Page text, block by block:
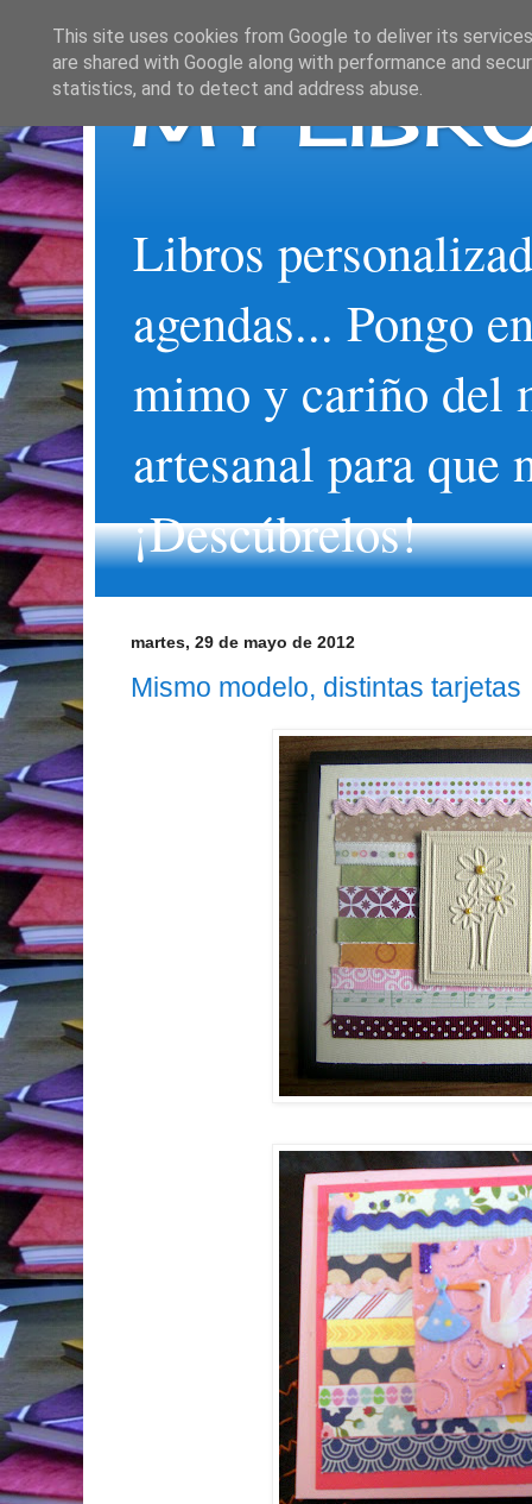
MY
Libros
agendas... Pongo
mimo y cariño del
artesanal para que
¡Descúbrelos!
martes, 29 de mayo de 2012
Mismo modelo, distintas tarjetas
This site uses cookies from Google to deliver its
are shared with Google along with performance and
statistics, and to detect and address abuse.